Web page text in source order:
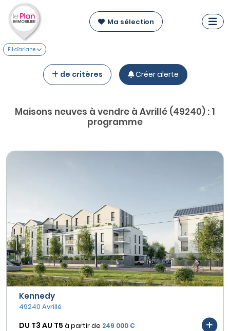
Ma sélection
Fil d'ariane
de critères Créer alerte
Maisons neuves à vendre à Avrillé (49240) : 1
programme
Kennedy
49240 Avrillé
DU T3 AU T5 à partir de 249 000 €